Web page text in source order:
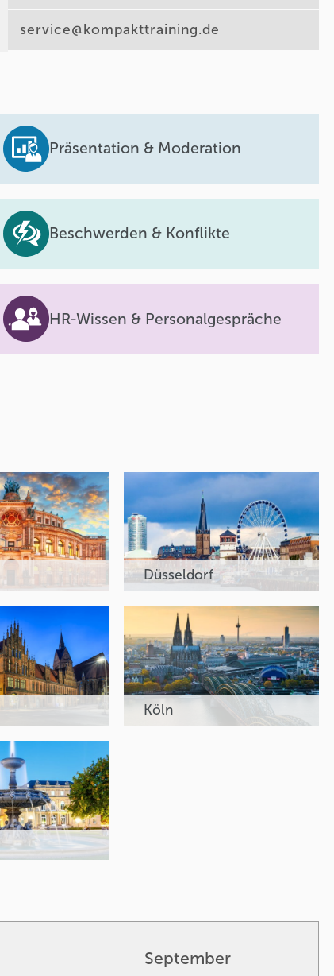
service@kompakttraining.de
Präsentation & Moderation
Beschwerden & Konflikte
HR-Wissen & Personalgespräche
Düsseldorf
Köln
September